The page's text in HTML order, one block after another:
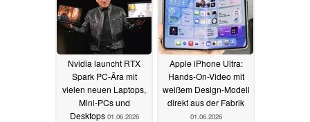
Nvidia launcht RTX
Spark PC-Ära mit
vielen neuen Laptops,
Mini-PCs und
Desktops 01.06.2026
Apple iPhone Ultra:
Hands-On-Video mit
weißem Design-Modell
direkt aus der Fabrik
01.06.2026